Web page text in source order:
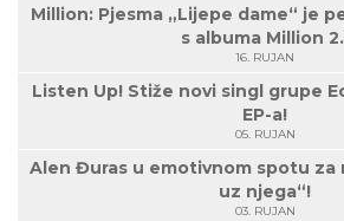
Million: Pjesma „Lijepe dame“ je
s albuma Million
16. RUJAN
Listen Up! Stiže novi singl grupe
EP-a!
05. RUJAN
Alen Đuras u emotivnom spotu za
uz njega“!
03. RUJAN